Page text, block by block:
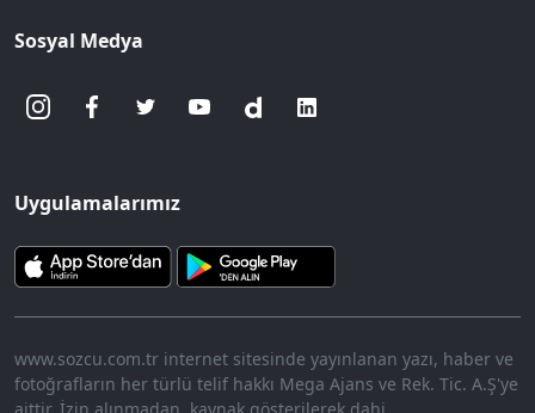
Sosyal Medya
Uygulamalarımız
www.sozcu.com.tr internet sitesinde yayınlanan yazı, haber ve
fotoğrafların her türlü telif hakkı Mega Ajans ve Rek. Tic. A.Ş'ye
aittir. İzin alınmadan, kaynak gösterilerek dahi